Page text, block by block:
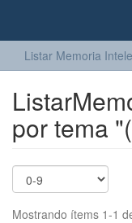
Listar Memoria
por tema
Mostrando ítems 1-1